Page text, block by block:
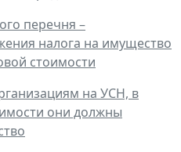
перечня –
налога на имущество
стоимости
на УСН, в
они должны